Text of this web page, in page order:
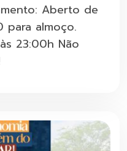
Aberto de
para almoço.
23:00h Não